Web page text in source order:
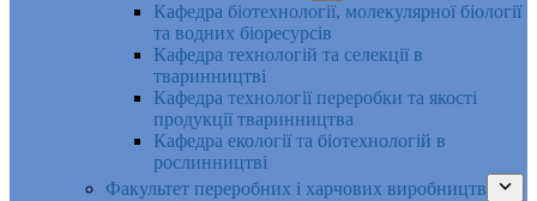
Кафедра біотехнології, молекулярної біології
та водних біоресурсів
Кафедра технологій та селекції в
тваринництві
Кафедра технології переробки та якості
продукції тваринництва
Кафедра екології та біотехнологій в
рослинництві
Факультет переробних і харчових виробництв